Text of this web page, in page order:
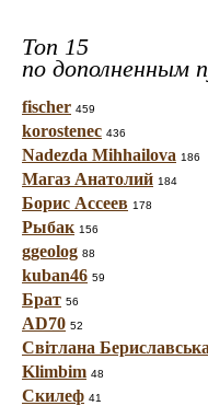
Топ 15
по дополненным
fischer 459
korostenec 436
Nadezda Mihhailova 186
Магаз Анатолий 184
Борис Ассеев 178
Рыбак 156
ggeolog 88
kuban46 59
Брат 56
AD70 52
Світлана Бериславська
Klimbim 48
Скилеф 41